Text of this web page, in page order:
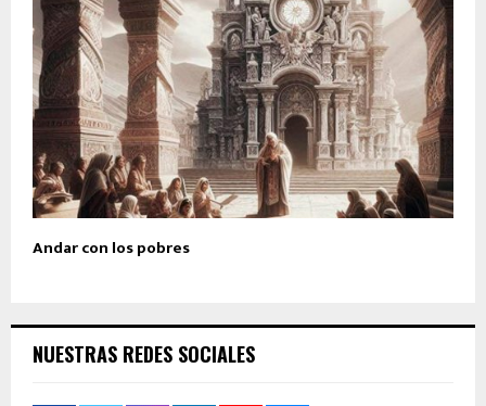
Andar con los pobres
NUESTRAS REDES SOCIALES